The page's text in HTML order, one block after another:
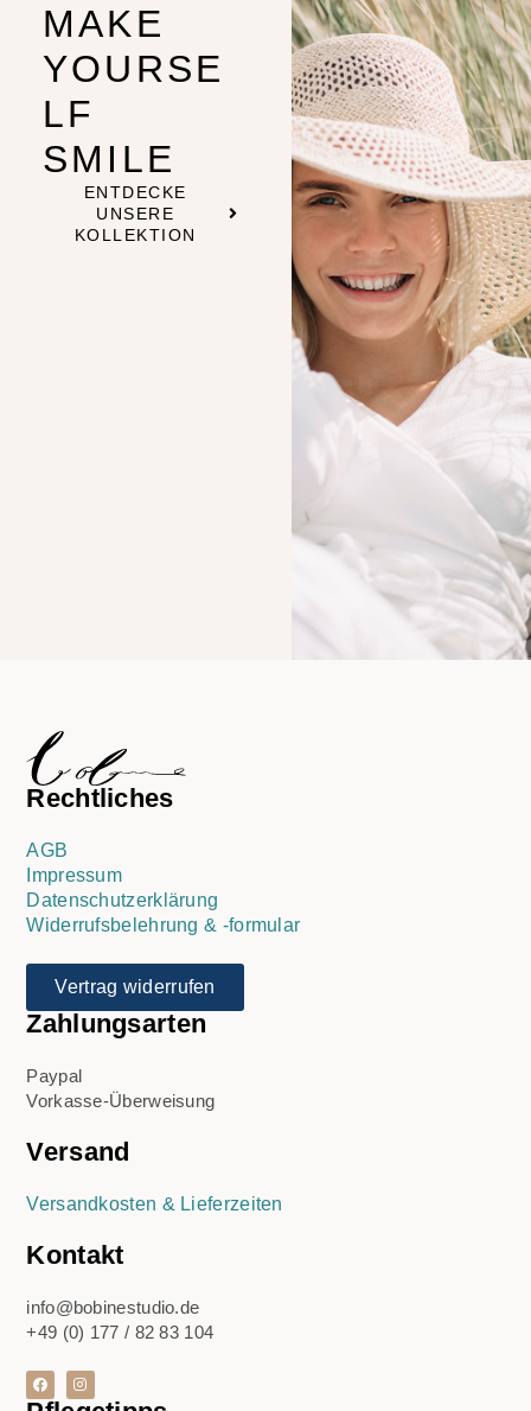
MAKE
YOURSE
LF
SMILE
ENTDECKE
UNSERE
KOLLEKTION
Rechtliches
AGB
Impressum
Datenschutzerklärung
Widerrufsbelehrung & -formular
Vertrag widerrufen
Zahlungsarten
Paypal
Vorkasse-Überweisung
Versand
Versandkosten & Lieferzeiten
Kontakt
info@bobinestudio.de
+49 (0) 177 / 82 83 104